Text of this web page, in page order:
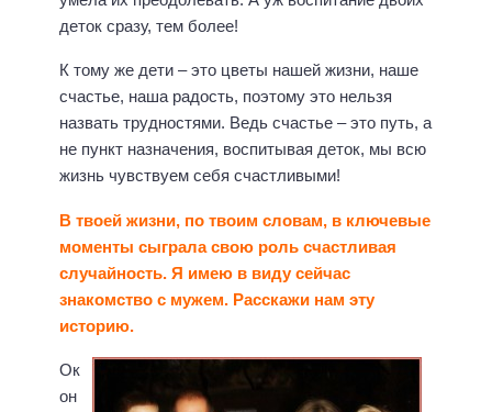
деток сразу, тем более!
К тому же дети – это цветы нашей жизни, наше
счастье, наша радость, поэтому это нельзя
назвать трудностями. Ведь счастье – это путь, а
не пункт назначения, воспитывая деток, мы всю
жизнь чувствуем себя счастливыми!
В твоей жизни, по твоим словам, в ключевые
моменты сыграла свою роль счастливая
случайность. Я имею в виду сейчас
знакомство с мужем. Расскажи нам эту
историю.
Ок
он